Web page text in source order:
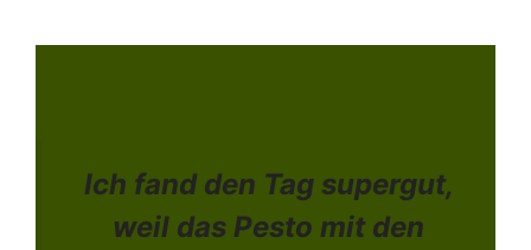
Ich fand den Tag supergut,
weil das Pesto mit den